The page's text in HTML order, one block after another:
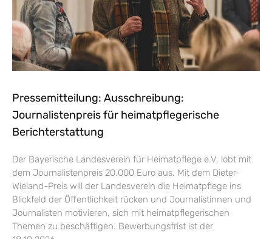
Pressemitteilung: Ausschreibung:
Journalistenpreis für heimatpflegerische
Berichterstattung
Der Bayerische Landesverein für Heimatpflege e.V. lobt mit
dem Journalistenpreis 20.000 Euro aus. Mit dem Dieter-
Wieland-Preis will der Landesverein die Heimatpflege ins
Blickfeld der Öffentlichkeit rücken und Journalistinnen und
Journalisten motivieren, sich mit heimatpflegerischen
Themen zu beschäftigen. Bewerbungsfrist ist der